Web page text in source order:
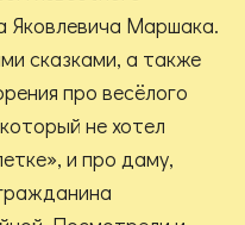
Яковлевича Маршака.
сказками, а также
про весёлого
не хотел
и про даму,